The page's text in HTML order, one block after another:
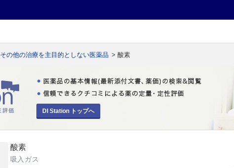
その他の治療を主目的としない医薬品 > 酸素
DI Station トップへ
酸素
吸入ガス